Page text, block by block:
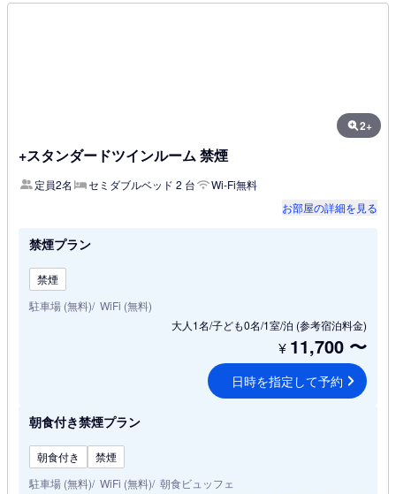
2+
+スタンダードツインルーム 禁煙
定員2名 セミダブルベッド 2 台
Wi-Fi無料
お部屋の詳細を見る
禁煙プラン
禁煙
駐車場 (無料) WiFi (無料)
大人1名/子ども0名/1室/泊 (参考宿泊料金)
¥ 11,700 〜
日時を指定して予約
朝食付き禁煙プラン
朝食付き
禁煙
駐車場 (無料) WiFi (無料) 朝食ビュッフェ